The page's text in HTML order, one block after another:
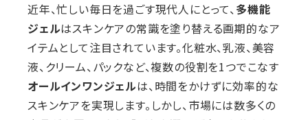
近年、忙しい毎日を過ごす現代人にとって、多機能
ジェルはスキンケアの常識を塗り替える画期的なア
イテムとして注目されています。化粧水、乳液、美容
液、クリーム、パックなど、複数の役割を1つでこなす
オールインワンジェルは、時間をかけずに効率的な
スキンケアを実現します。しかし、市場には数多くの